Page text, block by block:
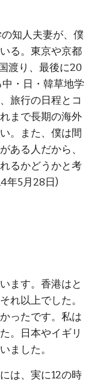
知人夫妻が、僕
る。東京や京都
渡り、最後に20
・日・韓草地学
旅行の日程とコ
まで長期の海外
。また、僕は間
ある人だから、
るかどうかと考
年5月28日)
ます。香港はと
れ以上でした。
ったです。私は
。日本やイギリ
ました。
は、実に12の時